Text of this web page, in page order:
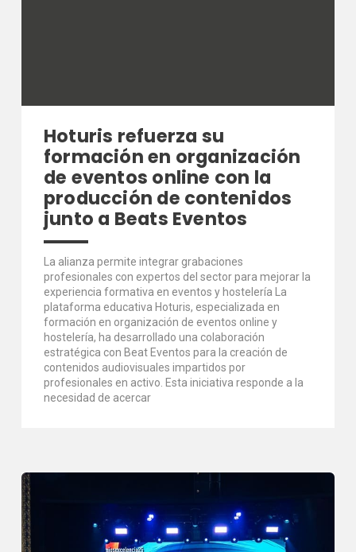
Hoturis refuerza su
formación en organización
de eventos online con la
producción de contenidos
junto a Beats Eventos
La alianza permite integrar grabaciones
profesionales con expertos del sector para mejorar la
experiencia formativa en eventos y hostelería La
plataforma educativa Hoturis, especializada en
formación en organización de eventos online y
hostelería, ha desarrollado una colaboración
estratégica con Beat Eventos para la creación de
contenidos audiovisuales impartidos por
profesionales en activo. Esta iniciativa responde a la
necesidad de acercar